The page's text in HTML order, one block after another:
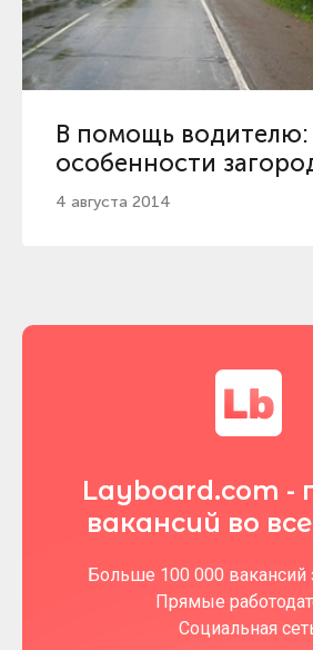
В помощь водителю:
особенности
4 августа 2014
Layboard.com -
вакансий во
Больше 100 000 вакансий
Прямые
Социальная